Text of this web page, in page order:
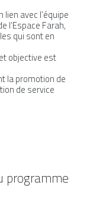
avec l’équipe
l’Espace Farah,
qui sont en
objective est
la promotion de
de service
programme